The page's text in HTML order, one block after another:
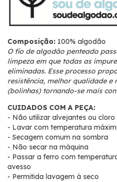
Composição: 100% algodão
O fio de algodão penteado
limpeza em que todas as
eliminadas. Esse processo
resistência, melhor qualidade
(bolinhas) tornando-se mais
CUIDADOS COM A PEÇA:
- Não utilizar alvejantes ou cloro
- Lavar com temperatura
- Secagem comum na sombra
- Não secar na máquina
- Passar a ferro com
avesso
- Permitida lavagem à seco